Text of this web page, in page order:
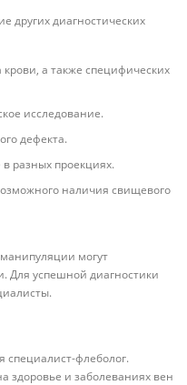
других диагностических
а также специфических
исследование.
дефекта.
разных проекциях.
наличия свищевого
могут
Для успешной диагностики
специалист-флеболог.
здоровье и заболеваниях вен